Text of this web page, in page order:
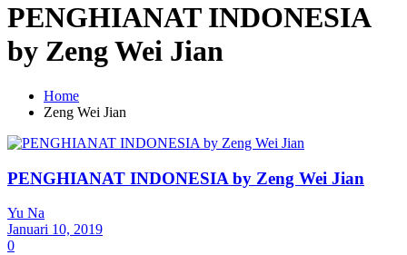
PENGHIANAT INDONESIA
by Zeng Wei Jian
Home
Zeng Wei Jian
PENGHIANAT INDONESIA by Zeng Wei Jian
Yu Na
Januari 10, 2019
0